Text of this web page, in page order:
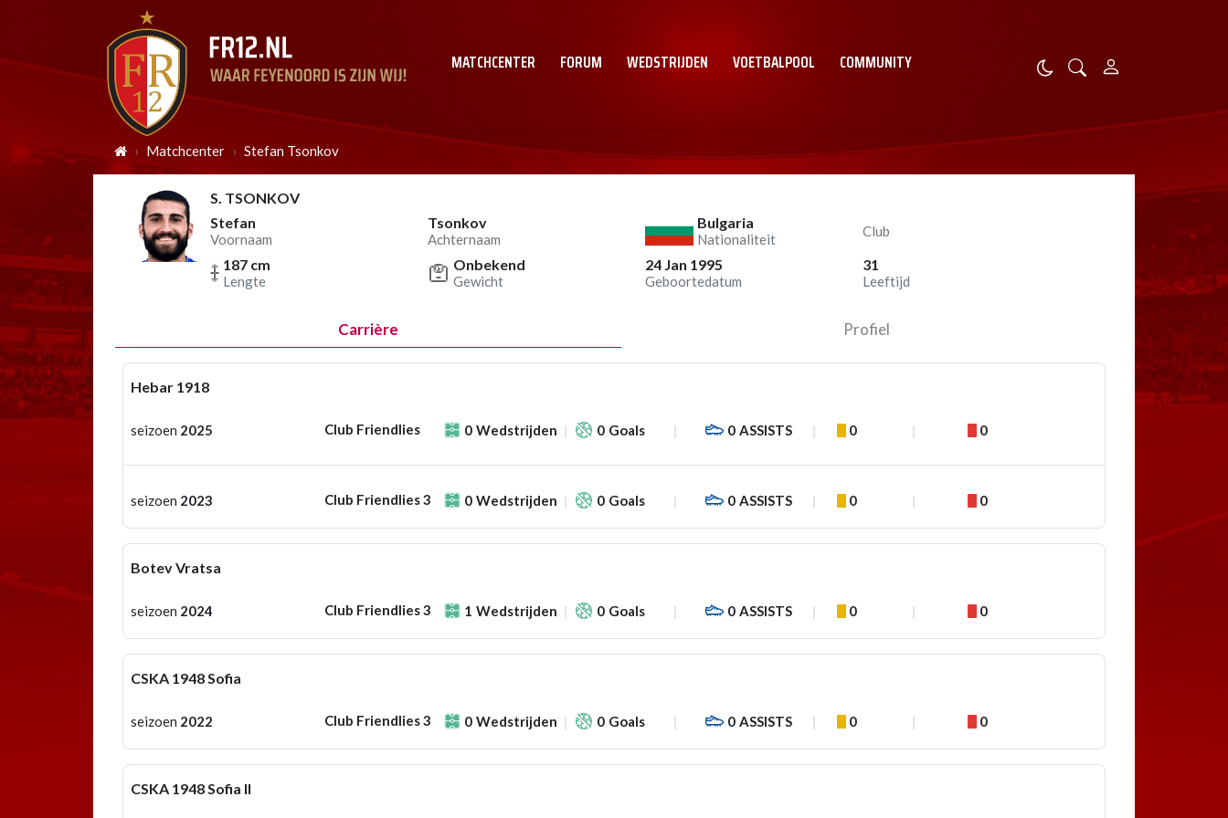
MATCHCENTER FORUM WEDSTRIJDEN VOETBALPOOL COMMUNITY
Matchcenter Stefan Tsonkov
S. TSONKOV
Stefan
Voornaam
Tsonkov
Achternaam
Bulgaria
Nationaliteit
Club
187 cm
Lengte
Onbekend
Gewicht
24 Jan 1995
Geboortedatum
31
Leeftijd
Carrière Profiel
Hebar 1918
seizoen 2025 Club Friendlies 0 Wedstrijden 0 Goals 0 ASSISTS 0 0
seizoen 2023 Club Friendlies 3 0 Wedstrijden 0 Goals 0 ASSISTS 0 0
Botev Vratsa
seizoen 2024 Club Friendlies 3 1 Wedstrijden 0 Goals 0 ASSISTS 0 0
CSKA 1948 Sofia
seizoen 2022 Club Friendlies 3 0 Wedstrijden 0 Goals 0 ASSISTS 0 0
CSKA 1948 Sofia II